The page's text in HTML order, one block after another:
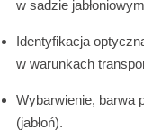
w sadzie
Identyfikacja
w warunkach
Wybarwienie, barwa
(jabłoń).